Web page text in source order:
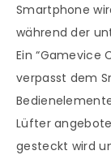
Smartphone
während der
Ein “Gamevice
verpasst dem
Lüfter
gesteckt wird